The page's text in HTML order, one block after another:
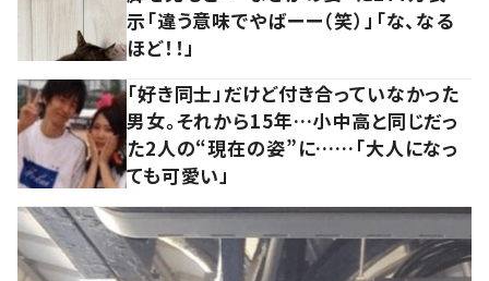
示「違う意味でやばーー（笑）」「な、なる
ほど！！」
「好き同士」だけど付き合っていなかった
男女。それから15年…小中高と同じだっ
た2人の“現在の姿”に……「大人になっ
ても可愛い」